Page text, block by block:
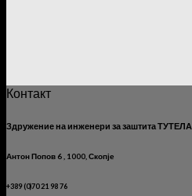
Контакт
Здружение на инженери за заштита ТУТЕЛА
Антон Попов 6 , 1000, Скопје
+389 (0)70 21 98 76